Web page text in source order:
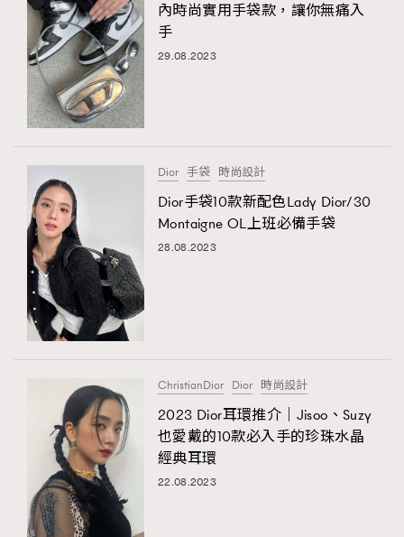
內時尚實用手袋款，讓你無痛入
手
29.08.2023
Dior 手袋 時尚設計
Dior手袋10款新配色Lady Dior/30
Montaigne OL上班必備手袋
28.08.2023
ChristianDior Dior 時尚設計
2023 Dior耳環推介｜Jisoo、Suzy
也愛戴的10款必入手的珍珠水晶
經典耳環
22.08.2023